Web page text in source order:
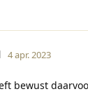
4 apr. 2023
bewust